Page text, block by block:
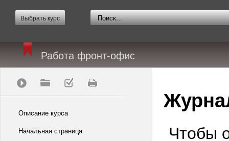
Выбрать курс
Работа фронт-офис
Описание курса
Начальная страница
Чтобы